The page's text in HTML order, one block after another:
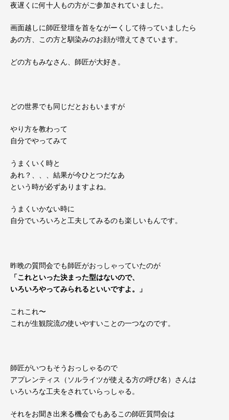
夜遅くに何十人もの方がご参加されていました。
画面越しに師匠登壇を首をながーくして待っていましたら
あの方、この方と馴染みのお顔が増えてきています。
どの方もみなさん、師匠が大好き。
どの世界でも同じだとおもいますが
やり方を教わって
自分でやってみて
うまくいく時と
あれ？、、、結果が今ひとつだなあ
という時が必ずありますよね。
うまくいかない時に
自分でいろいろと工夫してみるのも楽しいもんです。
昨晩の質問会でも師匠がおっしゃっていたのが
「これといった決まった型はないので、
いろいろやってみられるといいですよ。」
これこれ〜
これが生観院流の使いやすいことの一つなのです。
師匠がいつもそうおっしゃるので
アプレンティス（ソルライツが使える方の呼び名）さんは
いろいろな工夫をされていらっしゃる。
それをお聞き出来る機会でもあるこの師匠質問会は